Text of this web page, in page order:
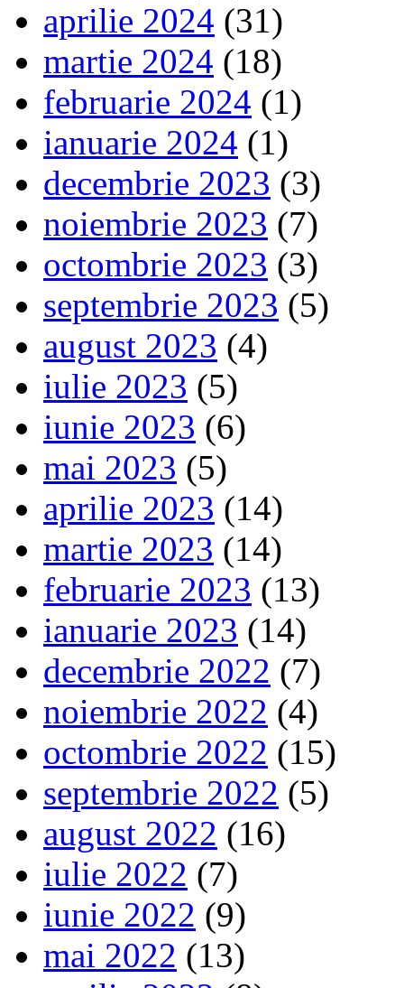
aprilie 2024 (31)
martie 2024 (18)
februarie 2024 (1)
ianuarie 2024 (1)
decembrie 2023 (3)
noiembrie 2023 (7)
octombrie 2023 (3)
septembrie 2023 (5)
august 2023 (4)
iulie 2023 (5)
iunie 2023 (6)
mai 2023 (5)
aprilie 2023 (14)
martie 2023 (14)
februarie 2023 (13)
ianuarie 2023 (14)
decembrie 2022 (7)
noiembrie 2022 (4)
octombrie 2022 (15)
septembrie 2022 (5)
august 2022 (16)
iulie 2022 (7)
iunie 2022 (9)
mai 2022 (13)